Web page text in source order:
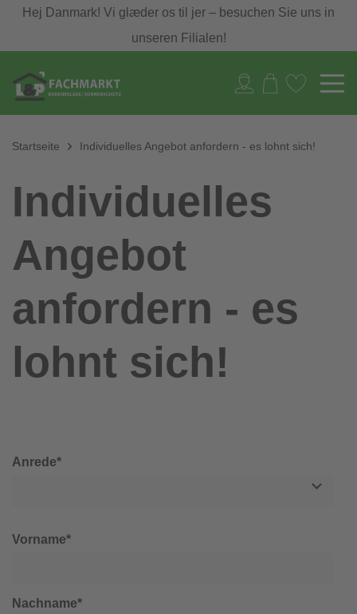
Hej Danmark! Vi glæder os til jer – besuchen Sie uns in
unseren Filialen!
Startseite Individuelles Angebot anfordern - es lohnt sich!
Individuelles
Angebot
anfordern - es
lohnt sich!
Anrede*
Vorname*
Nachname*